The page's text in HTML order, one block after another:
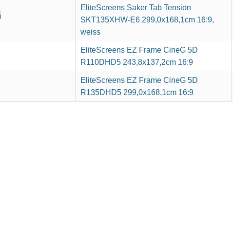
EliteScreens Saker Tab Tension
SKT135XHW-E6 299,0x168,1cm 16:9,
weiss
EliteScreens EZ Frame CineG 5D
R110DHD5 243,8x137,2cm 16:9
EliteScreens EZ Frame CineG 5D
R135DHD5 299,0x168,1cm 16:9